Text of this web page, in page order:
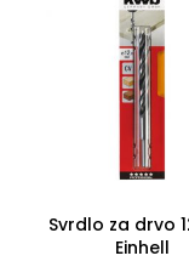
Svrdlo za drvo
Einhell